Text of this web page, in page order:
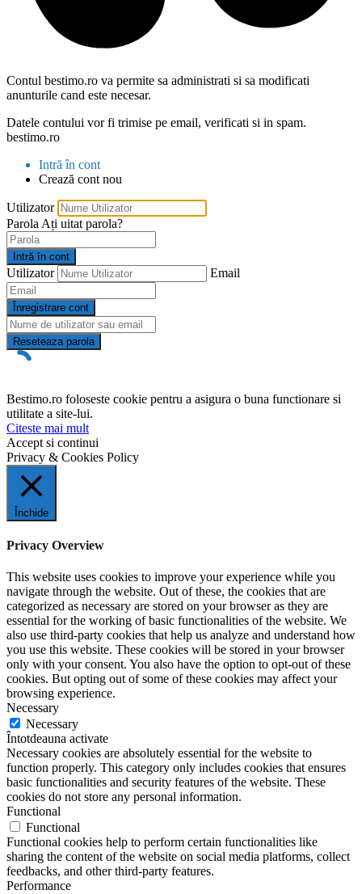
Contul bestimo.ro va permite sa administrati si sa modificati
anunturile cand este necesar.
Datele contului vor fi trimise pe email, verificati si in spam.
bestimo.ro
Intră în cont
Crează cont nou
Utilizator
Parola Ați uitat parola?
Intră în cont
Utilizator Email
Înregistrare cont
Reseteaza parola
Bestimo.ro foloseste cookie pentru a asigura o buna functionare si
utilitate a site-lui.
Citeste mai mult
Accept si continui
Privacy & Cookies Policy
Închide
Privacy Overview
This website uses cookies to improve your experience while you
navigate through the website. Out of these, the cookies that are
categorized as necessary are stored on your browser as they are
essential for the working of basic functionalities of the website. We
also use third-party cookies that help us analyze and understand how
you use this website. These cookies will be stored in your browser
only with your consent. You also have the option to opt-out of these
cookies. But opting out of some of these cookies may affect your
browsing experience.
Necessary
Necessary
Întotdeauna activate
Necessary cookies are absolutely essential for the website to
function properly. This category only includes cookies that ensures
basic functionalities and security features of the website. These
cookies do not store any personal information.
Functional
Functional
Functional cookies help to perform certain functionalities like
sharing the content of the website on social media platforms, collect
feedbacks, and other third-party features.
Performance